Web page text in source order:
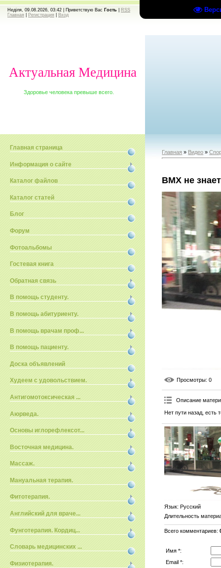
Неділя, 09.08.2026, 03:42 | Приветствую Вас Гость
RSS
Главная
Регистрация Вход
Актуальная Медицина
Здоровье человека превыше всего.
Главная страница
Информация о сайте
Каталог файлов
Каталог статей
Блог
Форум
Фотоальбомы
Гостевая книга
Обратная связь
В помощь студенту.
В помощь абитуриенту.
В помощь врачам проф...
В помощь пациенту.
Доска объявлений
Худеем с удовольствием.
Антигомотоксическая ...
Аюрведа.
Основы иглорефлексот...
Восточная медицина.
Массаж.
Мануальная терапия.
Фитотерапия.
Английский для враче...
Фунготерапия. Кордиц...
Словарь медицинских ...
Физиотерапия.
Главная » Видео »
BMX не
Просмотры: 0
Описание
Нет пути назад, есть
Язык: Русский
Длительность
Всего комментариев:
Имя *:
Email *: